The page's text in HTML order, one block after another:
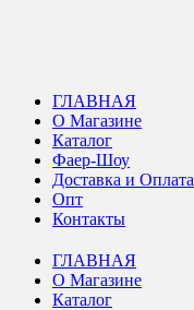
ГЛАВНАЯ
О Магазине
Каталог
Фаер-Шоу
Доставка и Оплата
Опт
Контакты
ГЛАВНАЯ
О Магазине
Каталог